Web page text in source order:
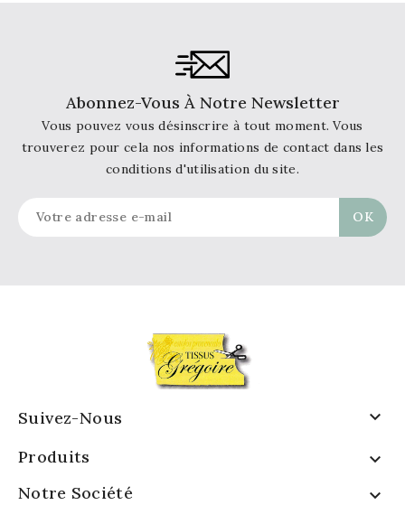
Abonnez-Vous À Notre Newsletter
Vous pouvez vous désinscrire à tout moment. Vous
trouverez pour cela nos informations de contact dans les
conditions d'utilisation du site.
Suivez-Nous 
Produits 
Notre Société 